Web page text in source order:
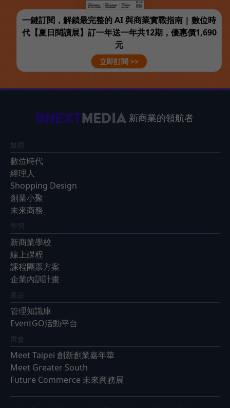
一鍵訂閱，解鎖最完整的 AI 與商業實戰指南 | 數位時
代【夏日閱讀展】訂一年送一年共12期，優惠價1,690
元
立即訂閱 >>
新商業的領航者
媒體
數位時代
經理人
Shopping Design
創業小聚
未來商務
學習
新商業學校
線上課程
課程團票方案
企業內訓計畫
產品
管理知識庫
EventGO活動平台
展會
Meet Taipei 創新創業嘉年華
Meet Greater South
Future Commerce 未來商務展